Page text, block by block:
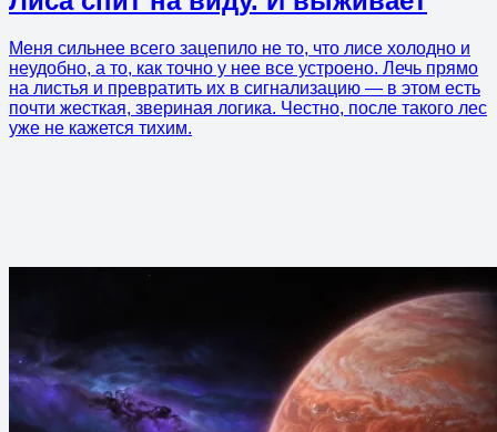
Меня сильнее всего зацепило не то, что лисе холодно и
неудобно, а то, как точно у нее все устроено. Лечь прямо
на листья и превратить их в сигнализацию — в этом есть
почти жесткая, звериная логика. Честно, после такого лес
уже не кажется тихим.